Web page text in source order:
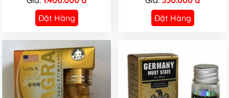
Đặt Hàng
Đặt Hàng